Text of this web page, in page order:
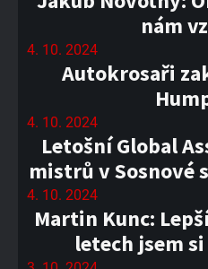
nám
4. 10. 2024
Autokrosaři
4. 10. 2024
Letošní Global
mistrů v
4. 10. 2024
Martin Kunc:
letech jsem